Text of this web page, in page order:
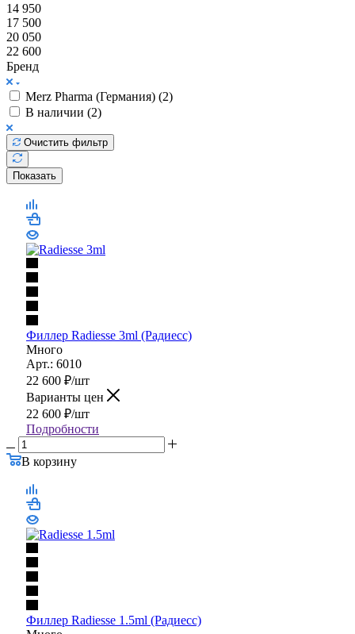
12 400
14 950
17 500
20 050
22 600
Бренд
Merz Pharma (Германия) (
Очистить фильтр
Филлер Radiesse 3ml (Радиесс)
Много
Арт.: 6010
22 600₽/шт
Варианты цен
22 600₽/шт